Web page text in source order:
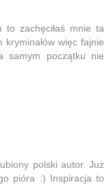
zachęciłaś mnie ta
więc fajnie
samym początku nie
polski autor. Już
pióra :) Inspiracja to